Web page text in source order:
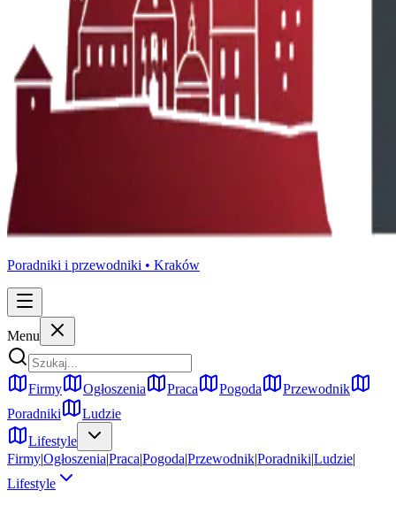
Poradniki i przewodniki • Kraków
Menu
Firmy Ogłoszenia Praca Pogoda
Przewodnik
Poradniki
Ludzie
Lifestyle
Firmy|Ogłoszenia|Praca|Pogoda|Przewodnik|Poradniki|Ludzie|
Lifestyle